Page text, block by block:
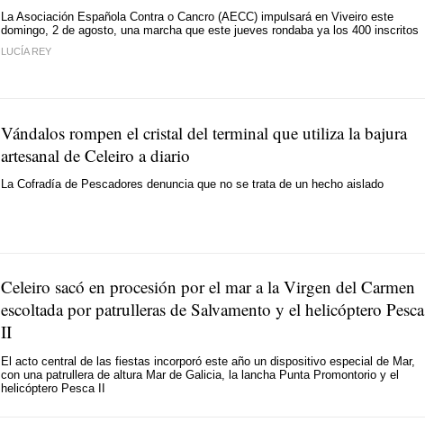
La Asociación Española Contra o Cancro (AECC) impulsará en Viveiro este
domingo, 2 de agosto, una marcha que este jueves rondaba ya los 400 inscritos
LUCÍA REY
Vándalos rompen el cristal del terminal que utiliza la bajura
artesanal de Celeiro a diario
La Cofradía de Pescadores denuncia que no se trata de un hecho aislado
Celeiro sacó en procesión por el mar a la Virgen del Carmen
escoltada por patrulleras de Salvamento y el helicóptero Pesca
II
El acto central de las fiestas incorporó este año un dispositivo especial de Mar,
con una patrullera de altura Mar de Galicia, la lancha Punta Promontorio y el
helicóptero Pesca II